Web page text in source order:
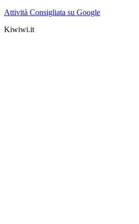
Attività Consigliata su Google
Kiwiwi.it